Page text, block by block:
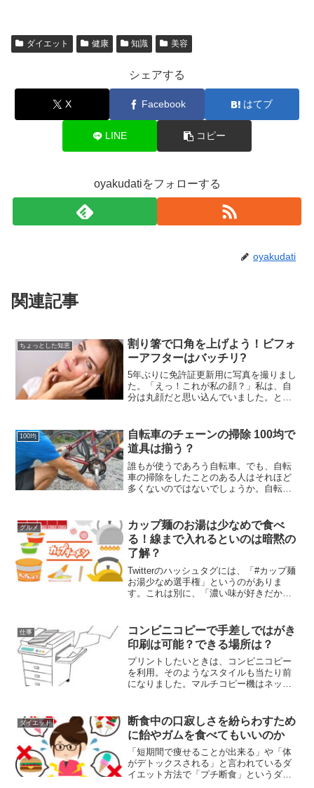
ダイエット 健康 知識 美容
シェアする
X Facebook はてブ
LINE コピー
oyakudatiをフォローする
oyakudati
関連記事
ちょっとした知恵
割り箸で口角を上げよう！ビフォ
ーアフターはバッチリ?
5年ぶりに免許証更新用に写真を撮りまし
た。「えっ！これが私の顔？」私は、自
分は丸顔だと思い込んでいました。とこ
もはっきり！まさに老け顔になっていた
のです。美人じゃないの...
100均
自転車のチェーンの掃除 100均で
道具は揃う？
誰もが使うであろう自転車。でも、自転
車の掃除をしたことのある人はそれほど
多くないのではないでしょうか。自転車
も乗っていれば汚れはたまってしまいま
す。今回はそんな自転車の...
グルメ
カップ麺のお湯は少なめで食べ
る！線まで入れるといのは暗黙の
了解？
Twitterのハッシュタグには、「#カップ麺
お湯少なめ選手権」というのがありま
す。これは別に、「濃い味が好きだから
ために」というよりは、ただただ、お湯
の少なさを競って...
仕事
コンビニコピーで手差しではがき
印刷は可能？できる場所は？
プリントしたいときは、コンビニコピー
を利用。そのようなスタイルも当たり前
になりました。マルチコピー機はネット
すよね。パソコンだけがあってプリンタ
ーはないという人も、US...
ダイエット
断食中の口寂しさを紛らわすため
に飴やガムを食べてもいいのか
「短期間で痩せることが出来る」や「体
がデトックスされる」と言われているダ
イエット方法で「プチ断食」というダイ